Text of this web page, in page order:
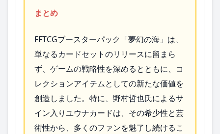
まとめ
FFTCGブースターパック「夢幻の海」は、
単なるカードセットのリリースに留まら
ず、ゲームの戦略性を深めるとともに、コ
レクションアイテムとしての新たな価値を
創造しました。特に、野村哲也氏によるサ
イン入りユウナカードは、その希少性と芸
術性から、多くのファンを魅了し続けるこ